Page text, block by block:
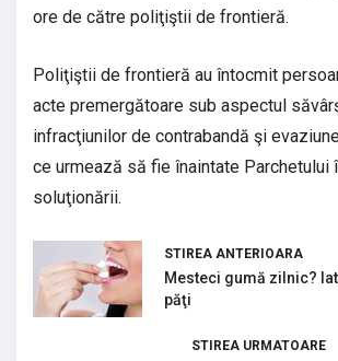
ore de către poliţiştii de frontieră.
Poliţiştii de frontieră au întocmit
acte premergătoare sub aspectul
infracţiunilor de contrabandă şi
ce urmează să fie înaintate Parchetului
soluţionării.
STIREA ANTERIOARA
Mesteci gumă zilnic?
păţi
STIREA URMATOARE